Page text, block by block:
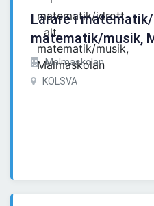
Lärare i
matematik/musik,
Malmaskolan
KOLSVA